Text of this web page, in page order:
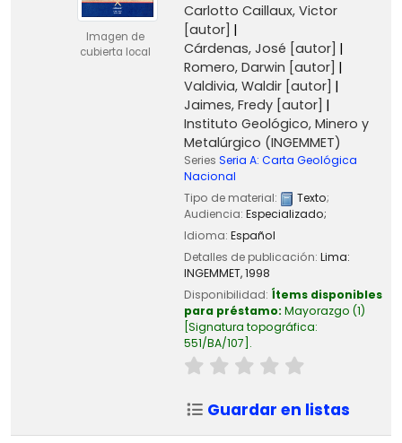
Imagen de
cubierta local
Carlotto Caillaux, Victor
[autor]
Cárdenas, José [autor]
Romero, Darwin [autor]
Valdivia, Waldir[autor]
Jaimes, Fredy[autor]
Instituto Geológico, Minero y
Metalúrgico (INGEMMET)
Series Seria A: Carta Geológica
Nacional
Tipo de material:
Texto;
Audiencia: Especializado;
Idioma: Español
Detalles de publicación: Lima:
INGEMMET,1998
Disponibilidad: Ítems disponibles
para préstamo: Mayorazgo (1)
Signatura topográfica:
551/BA/107 .
Guardar en listas